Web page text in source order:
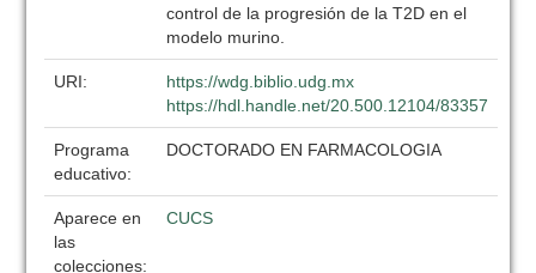
control de la progresión de la T2D en el
modelo murino.
URI:
https://wdg.biblio.udg.mx
https://hdl.handle.net/20.500.12104/83357
Programa
educativo:
DOCTORADO EN FARMACOLOGIA
Aparece en
las
colecciones:
CUCS